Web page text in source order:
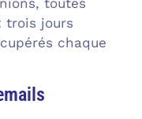
trois jours
chaque